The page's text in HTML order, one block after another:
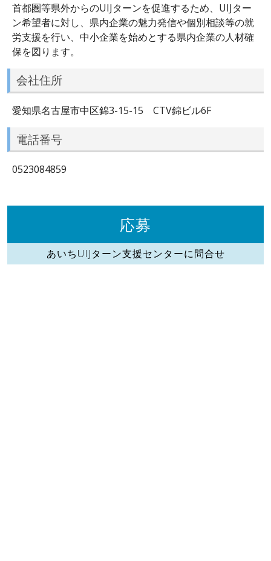
首都圏等県外からのUIJターンを促進するため、UIJター
ン希望者に対し、県内企業の魅力発信や個別相談等の就
労支援を行い、中小企業を始めとする県内企業の人材確
保を図ります。
会社住所
愛知県名古屋市中区錦3-15-15 CTV錦ビル6F
電話番号
0523084859
応募
あいちUIJターン支援センターに問合せ